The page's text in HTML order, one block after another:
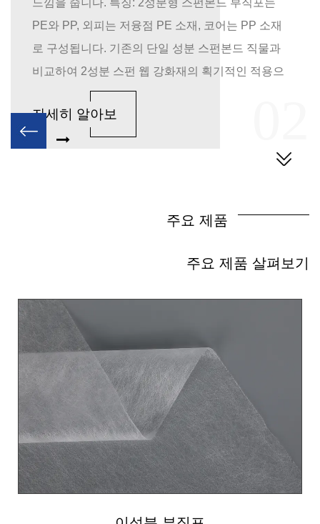
느낌을 줍니다. 특징: 2성분형 스펀본드 부직포는
PE와 PP, 외피는 저융점 PE 소재, 코어는 PP 소재
로 구성됩니다. 기존의 단일 성분 스펀본드 직물과
비교하여 2성분 스펀 웹 강화재의 획기적인 적용으
로 더 나은 열 접착 강도를 보장합니다. 친수성 처리
로 친수성과 통기성이 뛰어나 실크처럼 부드럽고
편안한 느낌을 줍니다. 무게: 10gsm-100gsm 폭 : 최
대 1.6m 색상 : 고객의 요청에 따라 용량：10톤/일
PET/PE 2성분 스펀본드 부직포 폴리에스터(PET)
와 내열성이 우수하고 PE는 부드러움과 저융점 특
성을 향상시킵니다. 기계적 성질, 내구성, 통기성이
우수하여 의료 및 건강, 여과, 포장, 건축 분야에 널
리 사용되는 부직포입니다.
자세히 알아보
주요 제품
주요 제품 살펴보기